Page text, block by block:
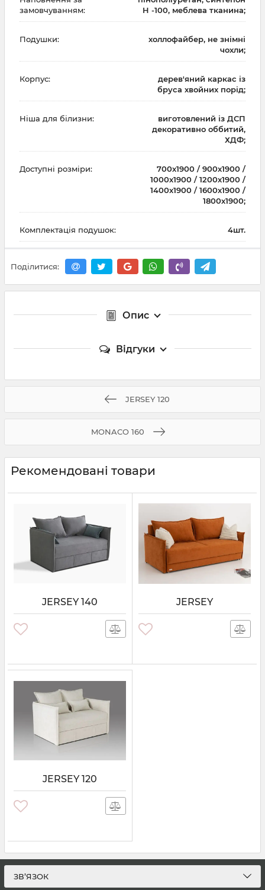
замовчуванням:
H -100, меблева тканина;
Подушки:
холлофайбер, не знімні
чохли;
Корпус:
дерев'яний каркас із
бруса хвойних порід;
Ніша для білизни:
виготовлений із ДСП
декоративно оббитий,
ХДФ;
Доступні розміри:
700х1900 / 900х1900 /
1000х1900 / 1200х1900 /
1400х1900 / 1600х1900 /
1800х1900;
Комплектація подушок: 4шт.
Поділитися:
Опис
Відгуки
JERSEY 120
MONACO 160
Рекомендовані товари
JERSEY 140 JERSEY
JERSEY 120
ЗВ’ЯЗОК